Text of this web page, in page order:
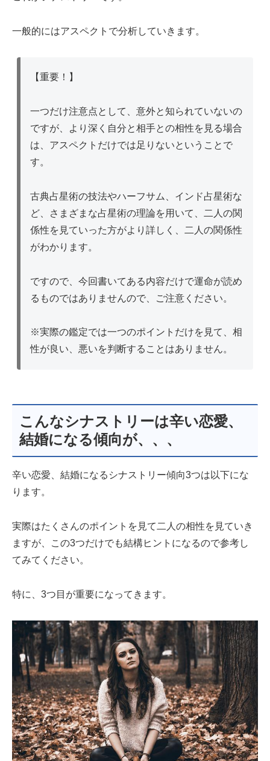
一般的にはアスペクトで分析していきます。
【重要！】
一つだけ注意点として、意外と知られていないの
ですが、より深く自分と相手との相性を見る場合
は、アスペクトだけでは足りないということで
す。
古典占星術の技法やハーフサム、インド占星術な
ど、さまざまな占星術の理論を用いて、二人の関
係性を見ていった方がより詳しく、二人の関係性
がわかります。
ですので、今回書いてある内容だけで運命が読め
るものではありませんので、ご注意ください。
※実際の鑑定では一つのポイントだけを見て、相
性が良い、悪いを判断することはありません。
こんなシナストリーは辛い恋愛、
結婚になる傾向が、、、
辛い恋愛、結婚になるシナストリー傾向3つは以下にな
ります。
実際はたくさんのポイントを見て二人の相性を見ていき
ますが、この3つだけでも結構ヒントになるので参考し
てみてください。
特に、3つ目が重要になってきます。